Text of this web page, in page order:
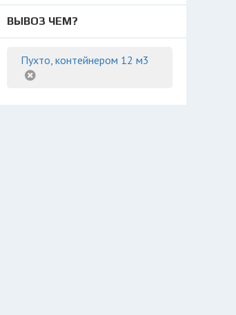
ВЫВОЗ ЧЕМ?
Пухто, контейнером 12 м3